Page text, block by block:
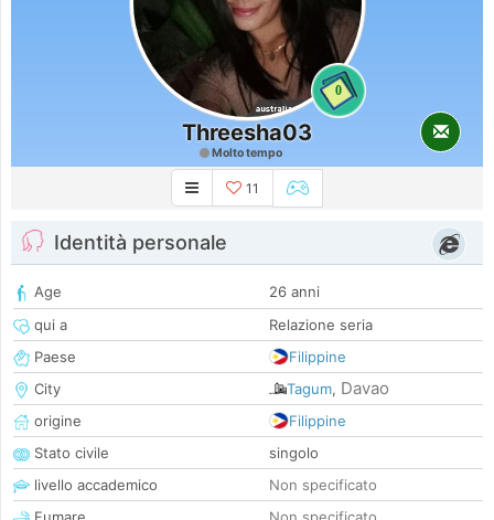
0
Threesha03
Molto tempo
11
Identità personale
Age
26 anni
qui a
Relazione seria
Paese
Filippine
City
Tagum, Davao
origine
Filippine
Stato civile
singolo
livello accademico
Non specificato